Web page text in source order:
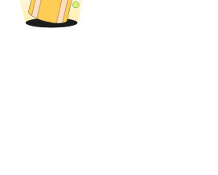
Register & Trade to Win 500,000